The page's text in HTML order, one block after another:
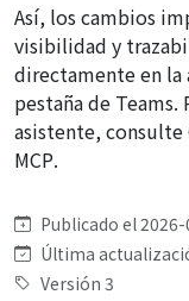
Así, los cambios
visibilidad y
directamente en la
pestaña de Teams.
asistente, consulte
MCP.
Publicado el
Última
Versión 3